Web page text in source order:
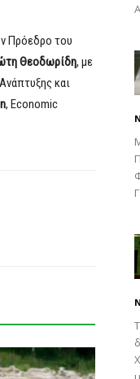
Πρόεδρο του
Θεοδωρίδη, με
και
, Economic